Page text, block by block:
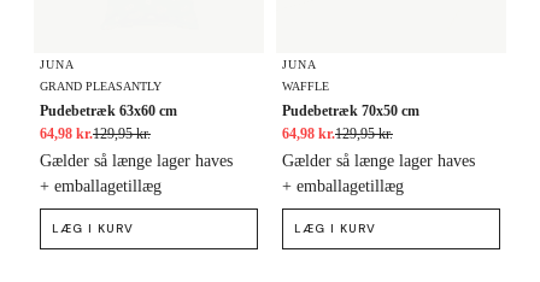
JUNA
GRAND PLEASANTLY
Pudebetræk 63x60 cm
64,98 kr.129,95 kr.
+ emballagetillæg
Gælder så længe lager haves
LÆG I KURV
JUNA
WAFFLE
Pudebetræk 70x50 cm
64,98 kr.129,95 kr.
+ emballagetillæg
Gælder så længe lager haves
LÆG I KURV